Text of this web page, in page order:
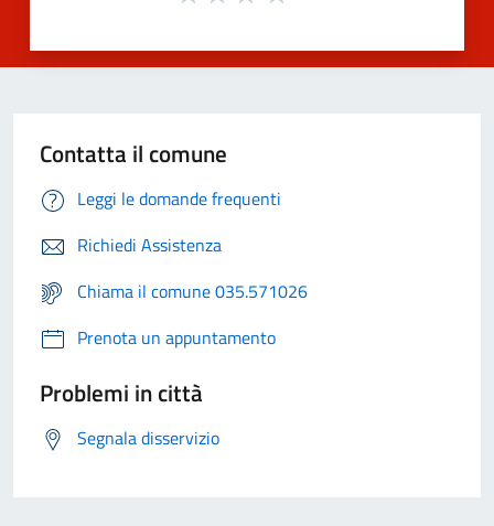
Contatta il comune
Leggi le domande frequenti
Richiedi Assistenza
Chiama il comune 035.571026
Prenota un appuntamento
Problemi in città
Segnala disservizio